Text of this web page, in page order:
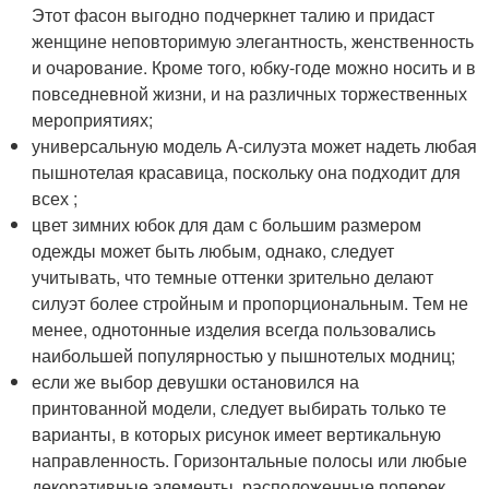
Этот фасон выгодно подчеркнет талию и придаст
женщине неповторимую элегантность, женственность
и очарование. Кроме того, юбку-годе можно носить и в
повседневной жизни, и на различных торжественных
мероприятиях;
универсальную модель А-силуэта может надеть любая
пышнотелая красавица, поскольку она подходит для
всех ;
цвет зимних юбок для дам с большим размером
одежды может быть любым, однако, следует
учитывать, что темные оттенки зрительно делают
силуэт более стройным и пропорциональным. Тем не
менее, однотонные изделия всегда пользовались
наибольшей популярностью у пышнотелых модниц;
если же выбор девушки остановился на
принтованной модели, следует выбирать только те
варианты, в которых рисунок имеет вертикальную
направленность. Горизонтальные полосы или любые